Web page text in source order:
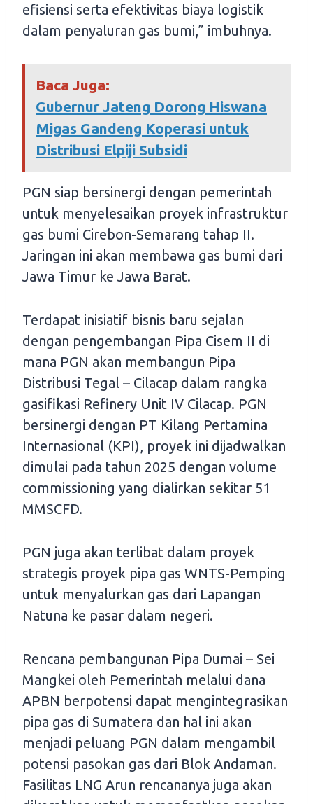
efisiensi serta efektivitas biaya logistik
dalam penyaluran gas bumi,” imbuhnya.
Baca Juga:
Gubernur Jateng Dorong Hiswana
Migas Gandeng Koperasi untuk
Distribusi Elpiji Subsidi
PGN siap bersinergi dengan pemerintah
untuk menyelesaikan proyek infrastruktur
gas bumi Cirebon-Semarang tahap II.
Jaringan ini akan membawa gas bumi dari
Jawa Timur ke Jawa Barat.
Terdapat inisiatif bisnis baru sejalan
dengan pengembangan Pipa Cisem II di
mana PGN akan membangun Pipa
Distribusi Tegal – Cilacap dalam rangka
gasifikasi Refinery Unit IV Cilacap. PGN
bersinergi dengan PT Kilang Pertamina
Internasional (KPI), proyek ini dijadwalkan
dimulai pada tahun 2025 dengan volume
commissioning yang dialirkan sekitar 51
MMSCFD.
PGN juga akan terlibat dalam proyek
strategis proyek pipa gas WNTS-Pemping
untuk menyalurkan gas dari Lapangan
Natuna ke pasar dalam negeri.
Rencana pembangunan Pipa Dumai – Sei
Mangkei oleh Pemerintah melalui dana
APBN berpotensi dapat mengintegrasikan
pipa gas di Sumatera dan hal ini akan
menjadi peluang PGN dalam mengambil
potensi pasokan gas dari Blok Andaman.
Fasilitas LNG Arun rencananya juga akan